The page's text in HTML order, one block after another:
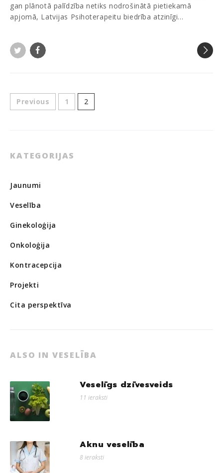
gan plānotā palīdzība netiks nodrošinātā pietiekamā
apjomā, Latvijas Psihoterapeitu biedrība atzinīgi…
Previous 1 2
KATEGORIJAS
Jaunumi
Veselība
Ginekoloģija
Onkoloģija
Kontracepcija
Projekti
Cita perspektīva
ALSO IN VESELĪBA
Veselīgs dzīvesveids
11 ieraksti
Aknu veselība
8 ieraksti